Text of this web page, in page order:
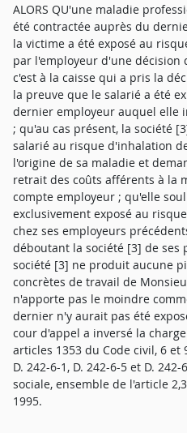
ALORS QU'une maladie
été contractée auprès du
la victime a été exposé au
par l'employeur d'une décision
c'est à la caisse qui a pris la
la preuve que le salarié a été
dernier employeur auquel elle
; qu'au cas présent, la société
salarié au risque d'inhalation
l'origine de sa maladie et
retrait des coûts afférents à la
compte employeur ; qu'elle
exclusivement exposé au
chez ses employeurs
déboutant la société [3] de ses
société [3] ne produit aucune
concrètes de travail de
n'apporte pas le moindre
dernier n'y aurait pas été
cour d'appel a inversé la
articles 1353 du Code civil, 6
D. 242-6-1, D. 242-6-5 et D.
sociale, ensemble de l'article
1995.